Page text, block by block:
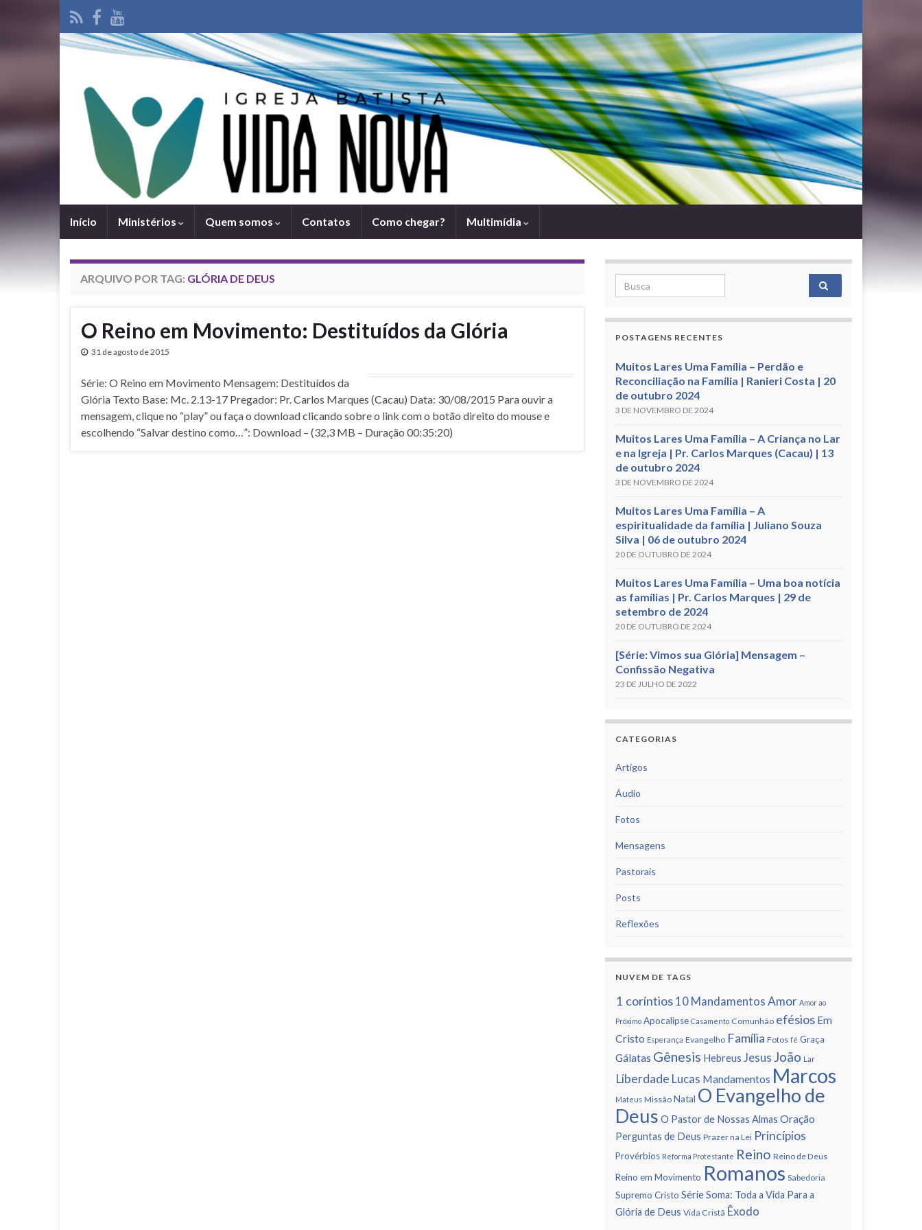
Iní­cio Ministérios Quem somos Contatos Como chegar? Multimídia
ARQUIVO POR TAG: GLÓRIA DE DEUS
O Reino em Movimento: Destituí­dos da Glória
31 de agosto de 2015
Série: O Reino em Movimento Mensagem: Destituí­dos da
Glória Texto Base: Mc. 2.13-17 Pregador: Pr. Carlos Marques (Cacau) Data: 30/08/2015 Para ouvir a
mensagem, clique no “play” ou faça o download clicando sobre o link com o botão direito do mouse e
escolhendo “Salvar destino como…”: Download – (32,3 MB – Duração 00:35:20)
Search for:
POSTAGENS RECENTES
Muitos Lares Uma Família – Perdão e
Reconciliação na Família | Ranieri Costa | 20
de outubro 2024
3 DE NOVEMBRO DE 2024
Muitos Lares Uma Família – A Criança no Lar
e na Igreja | Pr. Carlos Marques (Cacau) | 13
de outubro 2024
3 DE NOVEMBRO DE 2024
Muitos Lares Uma Família – A
espiritualidade da família | Juliano Souza
Silva | 06 de outubro 2024
20 DE OUTUBRO DE 2024
Muitos Lares Uma Família – Uma boa notícia
as famílias | Pr. Carlos Marques | 29 de
setembro de 2024
20 DE OUTUBRO DE 2024
[Série: Vimos sua Glória] Mensagem –
Confissão Negativa
23 DE JULHO DE 2022
CATEGORIAS
Artigos
Áudio
Fotos
Mensagens
Pastorais
Posts
Reflexões
NUVEM DE TAGS
1 corí­ntios 10 Mandamentos Amor Amor ao
Próximo Apocalipse Casamento Comunhão efésios Em
Cristo Esperança Evangelho Famí­lia Fotos fé Graça
Gálatas Gênesis Hebreus Jesus João Lar
Liberdade Lucas Mandamentos Marcos
Mateus Missão Natal O Evangelho de
Deus O Pastor de Nossas Almas Oração
Perguntas de Deus Prazer na Lei Princí­pios
Provérbios Reforma Protestante Reino Reino de Deus
Reino em Movimento Romanos Sabedoria
Supremo Cristo Série Soma: Toda a Vida Para a
Glória de Deus Vida Cristã Êxodo